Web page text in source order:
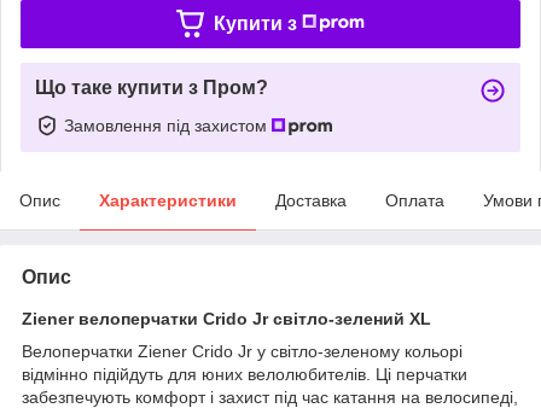
Купити з
Що таке купити з Пром?
Замовлення під захистом
Опис Характеристики Доставка Оплата Умови
Опис
Ziener велоперчатки Crido Jr світло-зелений XL
Велоперчатки Ziener Crido Jr у світло-зеленому кольорі
відмінно підійдуть для юних велолюбителів. Ці перчатки
забезпечують комфорт і захист під час катання на велосипеді,